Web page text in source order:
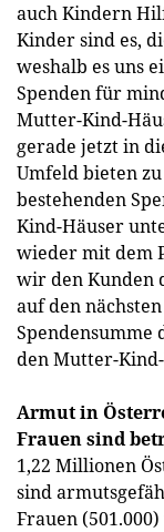
auch Kindern
Kinder sind es,
weshalb es uns
Spenden für
Mutter-Kind-
gerade jetzt in
Umfeld bieten
bestehenden
Kind-Häuser
wieder mit dem
wir den Kunden
auf den
Spendensumme
den Mutter-
Armut in
Frauen sind
1,22 Millionen
sind
Frauen